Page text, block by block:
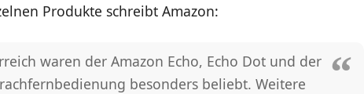
Produkte schreibt Amazon:
waren der Amazon Echo, Echo Dot und der
besonders beliebt. Weitere